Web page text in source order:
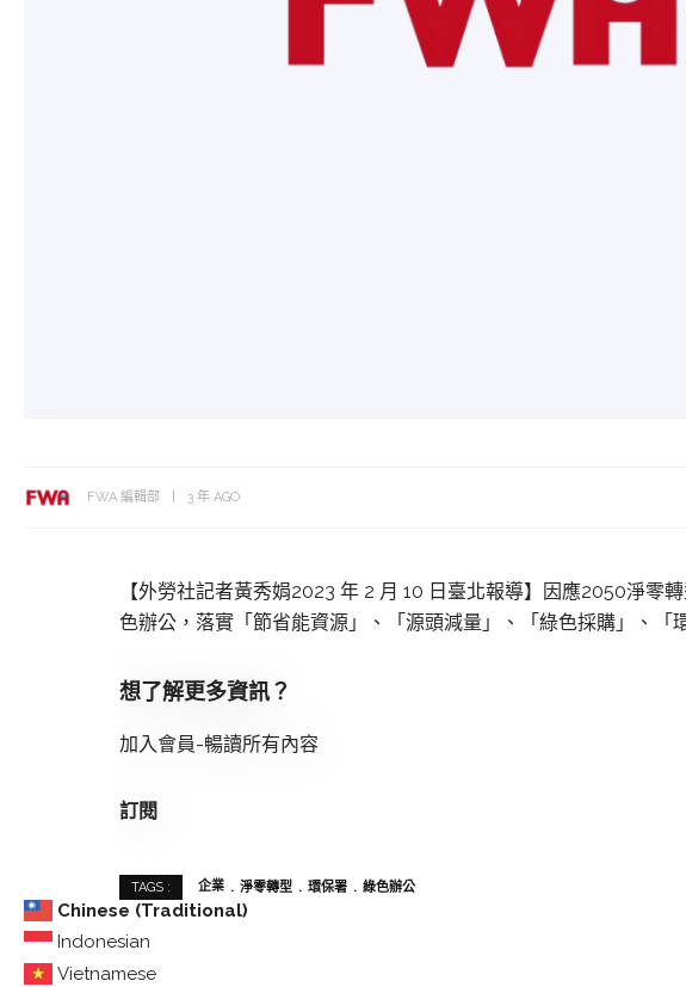
Chinese (Traditional)
Indonesian
Vietnamese
FWA 編輯部 3 年 AGO
【外勞社記者黃秀娟2023 年 2 月 10 日臺北報導】因應2050淨零
色辦公，落實「節省能資源」、「源頭減量」、「綠色採購」、「
想了解更多資訊？
加入會員-暢讀所有內容
訂閱
TAGS : 企業 淨零轉型 環保署 綠色辦公